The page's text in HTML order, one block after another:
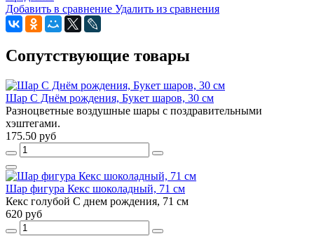
Добавить в сравнение Удалить из сравнения
Сопутствующие товары
Шар С Днём рождения, Букет шаров, 30 см
Разноцветные воздушные шары с поздравительными
хэштегами.
175.50 руб
Шар фигура Кекс шоколадный, 71 см
Кекс голубой С днем рождения, 71 см
620 руб